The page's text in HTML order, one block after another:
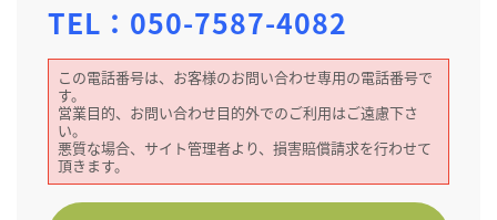
TEL： 050-7587-4082
この電話番号は、お客様のお問い合わせ専用の電話番号で
す。
営業目的、お問い合わせ目的外でのご利用はご遠慮下さ
い。
悪質な場合、サイト管理者より、損害賠償請求を行わせて
頂きます。